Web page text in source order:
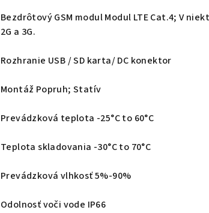
Bezdrôtový GSM modul Modul LTE Cat.4; V
2G a 3G.
Rozhranie USB / SD karta/ DC konektor
Montáž Popruh; Statív
Prevádzková teplota -25°C to 60°C
Teplota skladovania -30°C to 70°C
Prevádzková vlhkosť 5%-90%
Odolnosť voči vode IP66